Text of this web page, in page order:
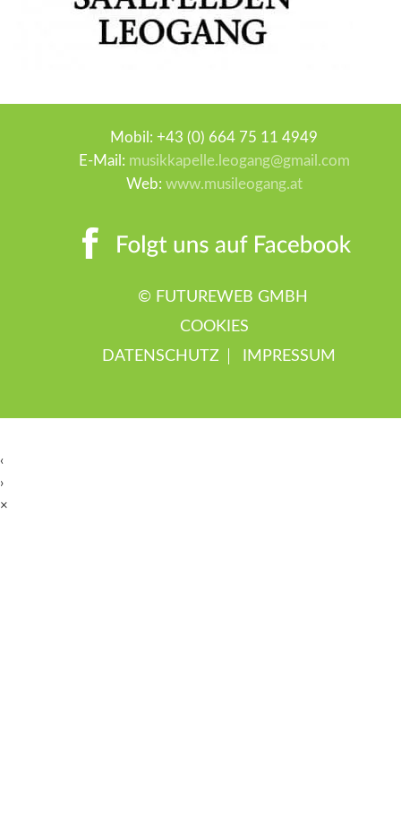
Mobil: +43 (0) 664 75 11 4949
E-Mail: musikkapelle.leogang@gmail.com
Web: www.musileogang.at
© FUTUREWEB GMBH
COOKIES
DATENSCHUTZ
IMPRESSUM
‹
›
×